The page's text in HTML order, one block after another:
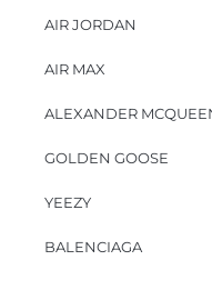
AIR JORDAN
AIR MAX
ALEXANDER
GOLDEN GOOSE
YEEZY
BALENCIAGA